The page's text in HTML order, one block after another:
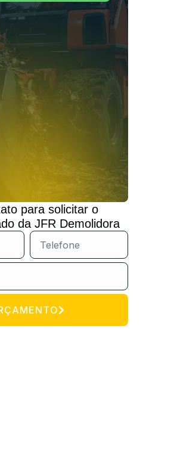
para solicitar o
da JFR Demolidora